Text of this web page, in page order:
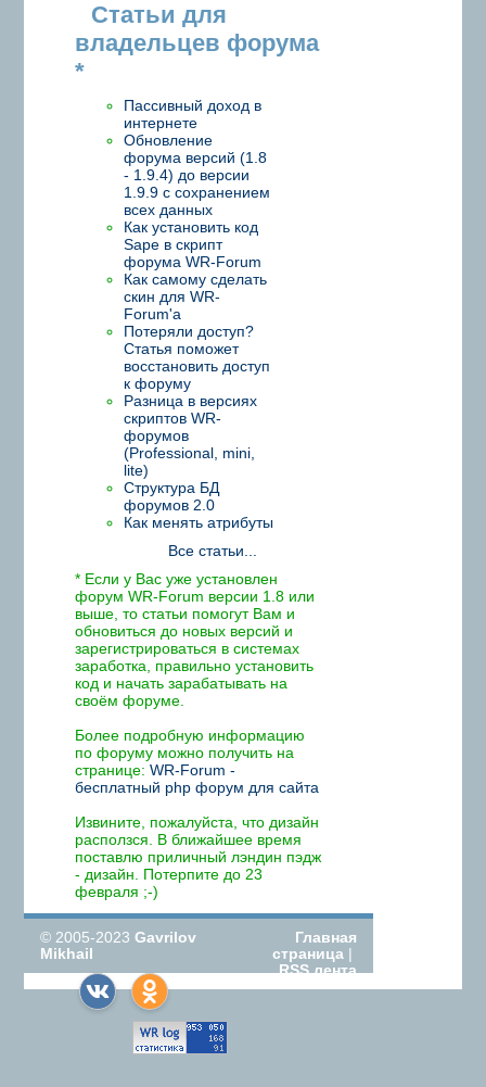
Статьи для
владельцев форума
*
Пассивный доход в
интернете
Обновление
форума версий (1.8
- 1.9.4) до версии
1.9.9 с сохранением
всех данных
Как установить код
Sape в скрипт
форума WR-Forum
Как самому сделать
скин для WR-
Forum'а
Потеряли доступ?
Статья поможет
восстановить доступ
к форуму
Разница в версиях
скриптов WR-
форумов
(Professional, mini,
lite)
Структура БД
форумов 2.0
Как менять атрибуты
Все статьи...
* Если у Вас уже установлен
форум WR-Forum версии 1.8 или
выше, то статьи помогут Вам и
обновиться до новых версий и
зарегистрироваться в системах
заработка, правильно установить
код и начать зарабатывать на
своём форуме.
Более подробную информацию
по форуму можно получить на
странице:WR-Forum -
бесплатный php форум для сайта
Извините, пожалуйста, что дизайн
расползся. В ближайшее время
поставлю приличный лэндин пэдж
- дизайн. Потерпите до 23
февраля ;-)
© 2005-2023Gavrilov
Mikhail
Главная
страница
RSS лента